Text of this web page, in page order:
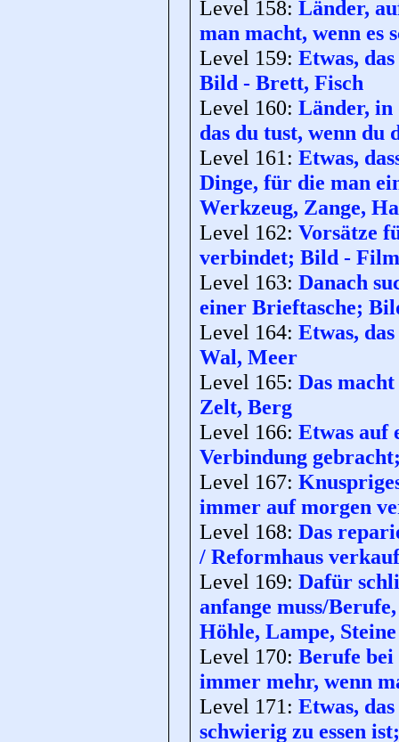
Level 158: Länder,
man macht, wenn es
Level 159: Etwas,
Bild - Brett, Fisch
Level 160: Länder, in
das du tust, wenn du
Level 161: Etwas,
Dinge, für die man
Werkzeug, Zange,
Level 162: Vorsätze
verbindet; Bild -
Level 163: Danach
einer Brieftasche;
Level 164: Etwas,
Wal, Meer
Level 165: Das
Zelt, Berg
Level 166: Etwas auf
Verbindung
Level 167:
immer auf morgen
Level 168: Das
/ Reformhaus
Level 169: Dafür
anfange muss/
Höhle, Lampe, Steine
Level 170: Berufe bei
immer mehr, wenn
Level 171: Etwas,
schwierig zu essen